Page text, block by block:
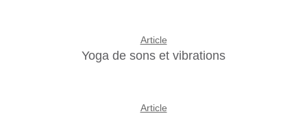
Article
Yoga de sons et vibrations
Article